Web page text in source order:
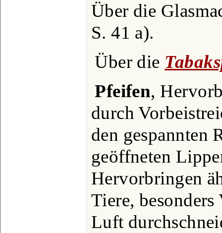
Über die
S. 41 a).
Über die
Pfeifen,
durch
den gespannten
geöffneten
Hervorbringen
Tiere,
Luft